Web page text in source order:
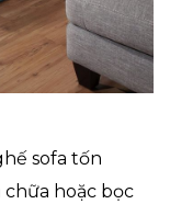
sofa tốn
chữa hoặc bọc